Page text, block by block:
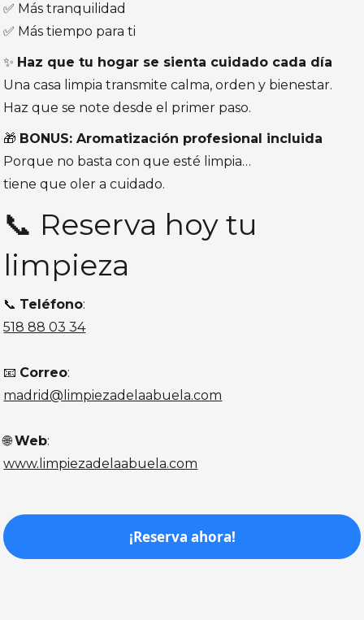
✅ Más tranquilidad
✅ Más tiempo para ti
✨ Haz que tu hogar se sienta cuidado cada día
Una casa limpia transmite calma, orden y bienestar.
Haz que se note desde el primer paso.
🎁 BONUS: Aromatización profesional incluida
Porque no basta con que esté limpia…
tiene que oler a cuidado.
📞 Reserva hoy tu
limpieza
📞 Teléfono:
518 88 03 34
📧 Correo:
madrid@limpiezadelaabuela.com
🌐Web:
www.limpiezadelaabuela.com
¡Reserva ahora!